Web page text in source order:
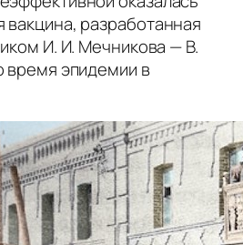
вакцина, разработанная
И. И. Мечникова — В.
время эпидемии в